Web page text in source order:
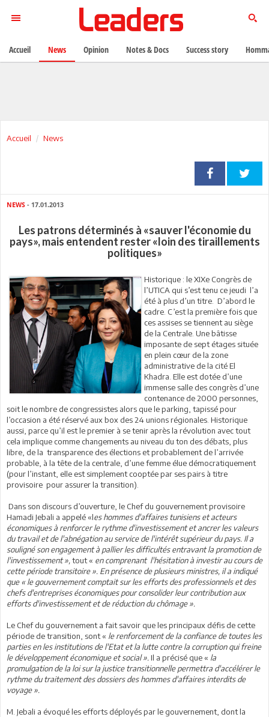
Accueil News
NEWS - 17.01.2013
Les patrons déterminés à «sauver l'économie du
pays», mais entendent rester «loin des tiraillements
politiques»
Historique : le XIXe Congrès de
l’UTICA qui s’est tenu ce jeudi l’a
été à plus d’un titre. D’abord le
cadre. C’est la première fois que
ces assises se tiennent au siège
de la Centrale. Une bâtisse
imposante de sept étages située
en plein cœur de la zone
administrative de la cité El
Khadra. Elle est dotée d’une
immense salle des congrès d’une
contenance de 2000 personnes,
soit le nombre de congressistes alors que le parking, tapissé pour
l’occasion a été réservé aux box des 24 unions régionales. Historique
aussi, parce qu’il est le premier à se tenir après la révolution avec tout
cela implique comme changements au niveau du ton des débats, plus
libre, de la transparence des élections et probablement de l’arrivée
probable, à la tête de la centrale, d’une femme élue démocratiquement
(pour l’instant, elle est simplement cooptée par ses pairs à titre
provisoire pour assurer la transition).
Dans son discours d’ouverture, le Chef du gouvernement provisoire
Hamadi Jebali a appelé «les hommes d'affaires tunisiens et acteurs
économiques à renforcer le rythme d'investissement et ancrer les valeurs
du travail et de l'abnégation au service de l'intérêt supérieur du pays. Il a
souligné son engagement à pallier les difficultés entravant la promotion de
l'investissement », tout « en comprenant l'hésitation à investir au cours de
cette période transitoire ». En présence de plusieurs ministres, il a indiqué
que « le gouvernement comptait sur les efforts des professionnels et des
chefs d'entreprises économiques pour consolider leur contribution aux
efforts d'investissement et de réduction du chômage ».
Le Chef du gouvernement a fait savoir que les principaux défis de cette
période de transition, sont « le renforcement de la confiance de toutes les
parties en les institutions de l'Etat et la lutte contre la corruption qui freine
le développement économique et social ». Il a précisé que « la
promulgation de la loi sur la justice transitionnelle permettra d'accélérer le
rythme du traitement des dossiers des hommes d'affaires interdits de
voyage ».
M. Jebali a évoqué les efforts déployés par le gouvernement, dont la
Accueil News Opinion Notes & Docs Success story